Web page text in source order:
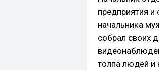
предприятия
начальника
собрал своих
толпа людей и